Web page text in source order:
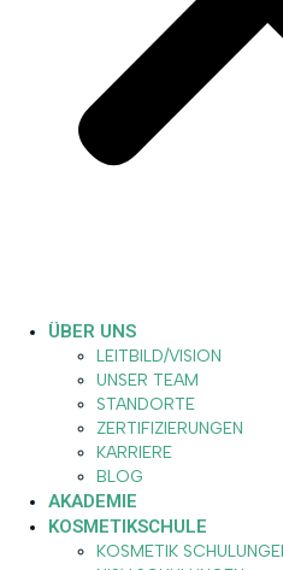
ÜBER UNS
LEITBILD/VISION
UNSER TEAM
STANDORTE
ZERTIFIZIERUNGEN
KARRIERE
BLOG
AKADEMIE
KOSMETIKSCHULE
KOSMETIK